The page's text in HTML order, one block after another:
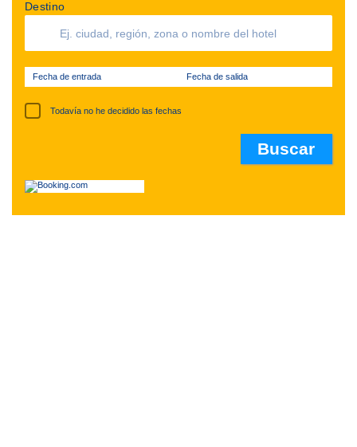
Destino
Fecha de entrada Fecha de salida
Todavía no he decidido las fechas